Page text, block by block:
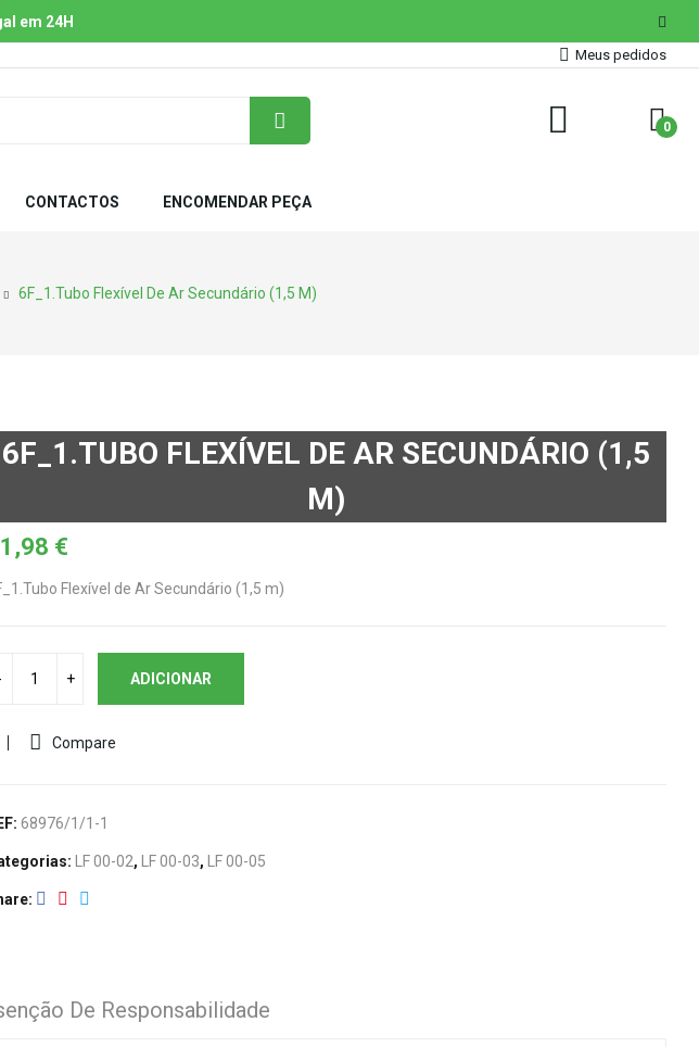
em 24H
Meus pedidos
0
CONTACTOS ENCOMENDAR PEÇA
6F_1.Tubo Flexível De Ar Secundário (1,5 M)
6F_1.TUBO FLEXÍVEL DE AR SECUNDÁRIO (1,5
M)
€
Flexível de Ar Secundário (1,5 m)
ADICIONAR
Compare
68976/1/1-1
LF 00-02, LF 00-03, LF 00-05
De Responsabilidade